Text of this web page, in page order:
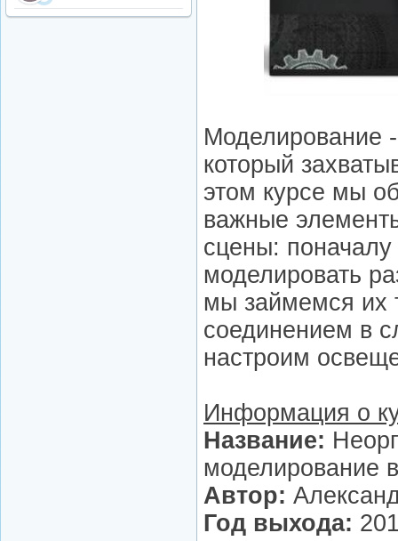
Моделирование
который
этом курсе мы
важные
сцены:
моделировать
мы займемся их
соединением в
настроим
Информация о
Название:
моделирование
Автор:
Год выхода: